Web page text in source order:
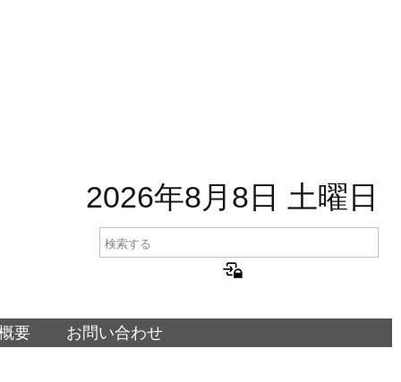
2026年8月8日 土曜日
要 お問い合わせ